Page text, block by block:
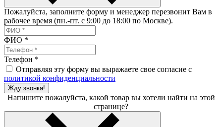
Пожалуйста, заполните форму и менеджер перезвонит Вам в
рабочее время (пн.-пт. с 9:00 до 18:00 по Москве).
ФИО *
Телефон *
Отправляя эту форму вы выражаете свое согласие с
политикой конфиденциальности
Жду звонка!
Напишите пожалуйста, какой товар вы хотели найти на этой
странице?